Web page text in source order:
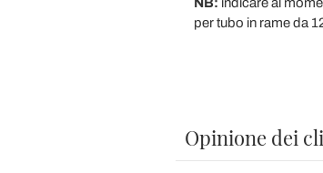
per tubo in rame da
Opinione dei